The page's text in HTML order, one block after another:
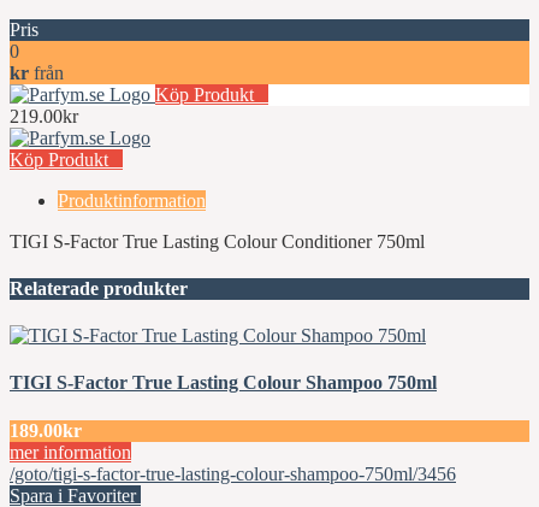
Pris
0
kr från
Köp Produkt
219.00kr
Köp Produkt
Produktinformation
TIGI S-Factor True Lasting Colour Conditioner 750ml
Relaterade produkter
TIGI S-Factor True Lasting Colour Shampoo 750ml
189.00kr
mer information
/goto/tigi-s-factor-true-lasting-colour-shampoo-750ml/3456
Spara i Favoriter